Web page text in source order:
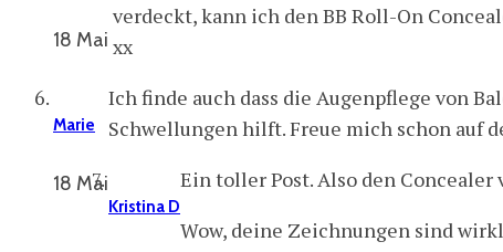
18 Mai
verdeckt, kann ich den BB Roll-On
xx
Marie
18 Mai
Ich finde auch dass die Augenpflege von
Schwellungen hilft. Freue mich schon auf
Kristina D
Ein toller Post. Also den
Wow, deine Zeichnungen sind